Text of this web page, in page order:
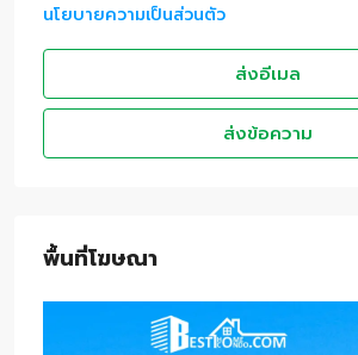
นโยบายความเป็นส่วนตัว
ส่งอีเมล
ส่งข้อความ
พื้นที่โฆษณา